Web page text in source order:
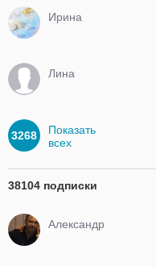
Ирина
Лина
3268
Показать
всех
38104 подписки
Александр